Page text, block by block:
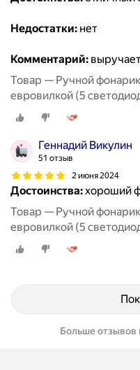
Недостатки: нет
Комментарий:
Товар — Ручной
евровилкой (5
Геннадий Викулин
51 отзыв
2 июня 2024
Достоинства:хороший
Товар — Ручной
евровилкой (5
Больше отзывов